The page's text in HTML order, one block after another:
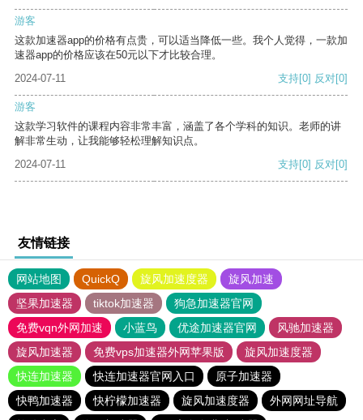
游客
这款加速器app的价格有点贵，可以适当降低一些。我个人觉得，一款加
速器app的价格应该在50元以下才比较合理。
2024-07-11
支持[0] 反对[0]
游客
这款学习软件的课程内容非常丰富，涵盖了各个学科的知识。老师的讲
解非常生动，让我能够轻松理解知识点。
2024-07-11
支持[0] 反对[0]
友情链接
网站地图 QuickQ 旋风加速度器
旋风加速
坚果加速器
tiktok加速器
狗急加速器官网
免费vqn外网加速
小蓝鸟 优途加速器官网
风驰加速器
旋风加速器
免费vps加速器外网苹果版
旋风加速度器
快连加速器
快连加速器官网入口
原子加速器
快鸭加速器
快柠檬加速器 旋风加速度器
外网网址导航